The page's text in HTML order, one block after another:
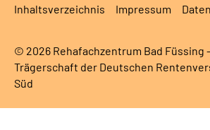
Inhaltsverzeichnis Impressum
© 2026 Rehafachzentrum Bad Füssing
Trägerschaft der Deutschen
Süd